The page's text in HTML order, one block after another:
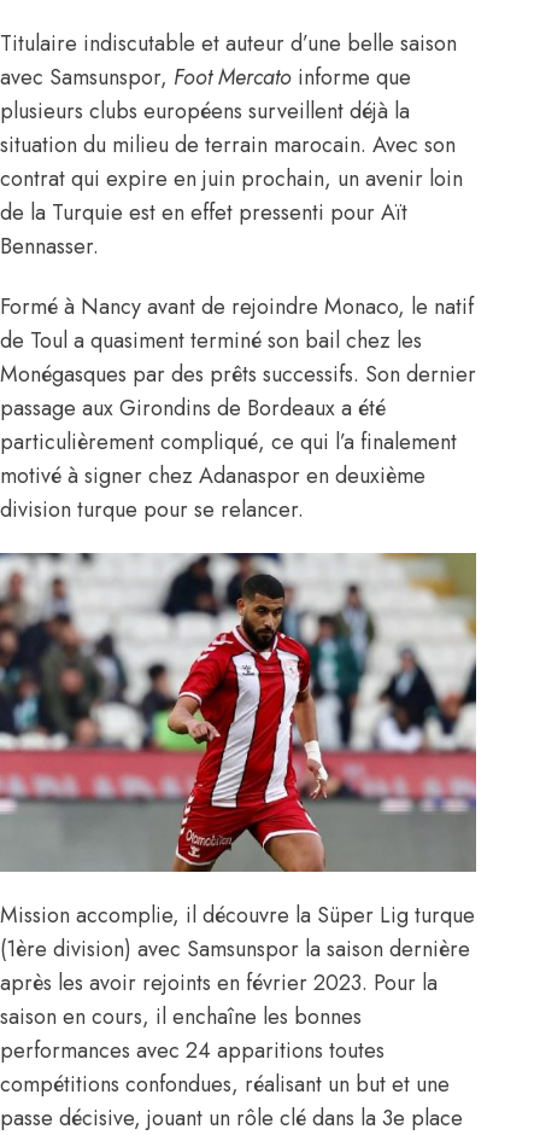
Titulaire indiscutable et auteur d’une belle saison
avec Samsunspor, Foot Mercato informe que
plusieurs clubs européens surveillent déjà la
situation du milieu de terrain marocain. Avec son
contrat qui expire en juin prochain, un avenir loin
de la Turquie est en effet pressenti pour Aït
Bennasser.
Formé à Nancy avant de rejoindre Monaco, le natif
de Toul a quasiment terminé son bail chez les
Monégasques par des prêts successifs. Son dernier
passage aux Girondins de Bordeaux a été
particulièrement compliqué, ce qui l’a finalement
motivé à signer chez Adanaspor en deuxième
division turque pour se relancer.
Mission accomplie, il découvre la Süper Lig turque
(1ère division) avec Samsunspor la saison dernière
après les avoir rejoints en février 2023. Pour la
saison en cours, il enchaîne les bonnes
performances avec 24 apparitions toutes
compétitions confondues, réalisant un but et une
passe décisive, jouant un rôle clé dans la 3e place